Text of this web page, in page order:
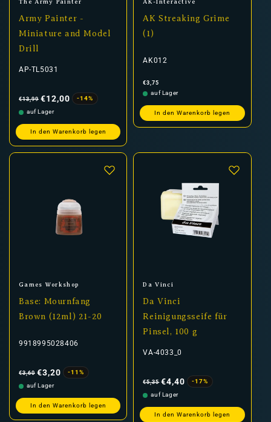
Anbieter:
The Army Painter
Army Painter -
Miniature and Model
Drill
AP-TL5031
Preis
€13,99 €12,00
-14%
auf Lager
In den Warenkorb legen
Anbieter:
AK-Interactive
AK Streaking Grime
(1)
AK012
Normaler
Preis
€3,75
auf Lager
In den Warenkorb legen
Anbieter:
Games Workshop
Base: Mournfang
Brown (12ml) 21-20
9918995028406
Preis
€3,60 €3,20
-11%
auf Lager
In den Warenkorb legen
Anbieter:
Da Vinci
Da Vinci
Reinigungsseife für
Pinsel, 100 g
VA-4033_0
Preis
€5,35 €4,40
-17%
auf Lager
In den Warenkorb legen